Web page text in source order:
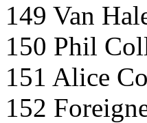
149 Van
150 Phil
151 Alice
152